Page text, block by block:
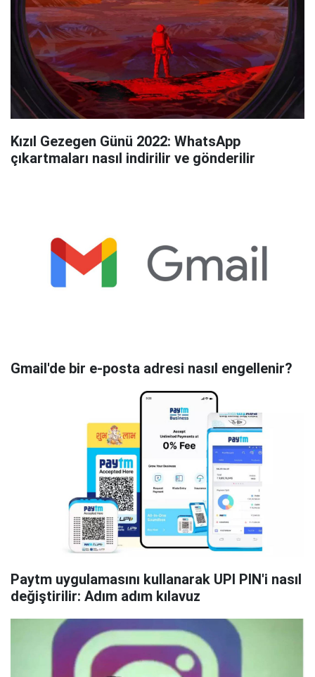
Kızıl Gezegen Günü 2022: WhatsApp
çıkartmaları nasıl indirilir ve gönderilir
Gmail'de bir e-posta adresi nasıl engellenir?
Paytm uygulamasını kullanarak UPI PIN'i nasıl
değiştirilir: Adım adım kılavuz